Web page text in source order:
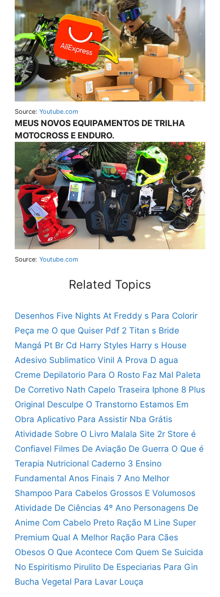
Source: Youtube.com
MEUS NOVOS EQUIPAMENTOS DE TRILHA
MOTOCROSS E ENDURO.
Source: Youtube.com
Related Topics
Desenhos Five Nights At Freddy s Para Colorir
Peça me O que Quiser Pdf 2 Titan s Bride
Mangá Pt Br Cd Harry Styles Harry s House
Adesivo Sublimatico Vinil A Prova D agua
Creme Depilatorio Para O Rosto Faz Mal Paleta
De Corretivo Nath Capelo Traseira Iphone 8 Plus
Original Desculpe O Transtorno Estamos Em
Obra Aplicativo Para Assistir Nba Grátis
Atividade Sobre O Livro Malala Site 2r Store é
Confiavel Filmes De Aviação De Guerra O Que é
Terapia Nutricional Caderno 3 Ensino
Fundamental Anos Finais 7 Ano Melhor
Shampoo Para Cabelos Grossos E Volumosos
Atividade De Ciências 4º Ano Personagens De
Anime Com Cabelo Preto Ração M Line Super
Premium Qual A Melhor Ração Para Cães
Obesos O Que Acontece Com Quem Se Suicida
No Espiritismo Pirulito De Especiarias Para Gin
Bucha Vegetal Para Lavar Louça